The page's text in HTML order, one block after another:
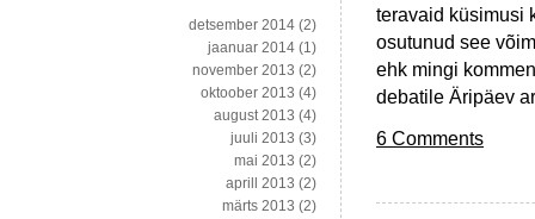
teravaid küsimusi
osutunud see
ehk mingi
debatile Äripäev
6 Comments
detsember 2014 (2)
jaanuar 2014 (1)
november 2013 (2)
oktoober 2013 (4)
august 2013 (4)
juuli 2013 (3)
mai 2013 (2)
aprill 2013 (2)
märts 2013 (2)